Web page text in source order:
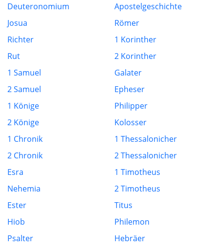
Deuteronomium
Josua
Richter
Rut
1 Samuel
2 Samuel
1 Könige
2 Könige
1 Chronik
2 Chronik
Esra
Nehemia
Ester
Hiob
Psalter
Apostelgeschichte
Römer
1 Korinther
2 Korinther
Galater
Epheser
Philipper
Kolosser
1 Thessalonicher
2 Thessalonicher
1 Timotheus
2 Timotheus
Titus
Philemon
Hebräer